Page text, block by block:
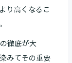
り高くなるこ
徹底が大
みてその重要